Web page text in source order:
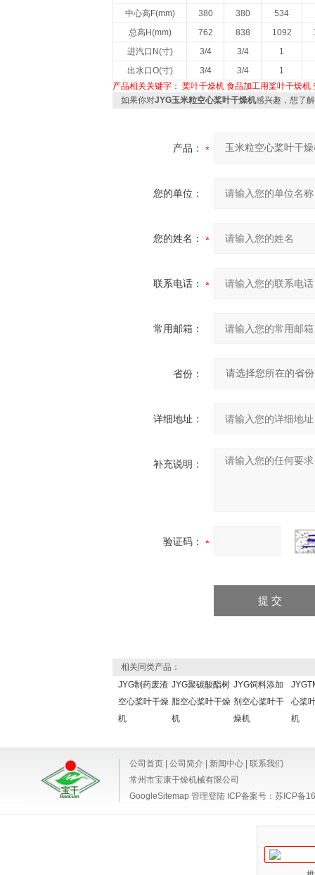
中心高F(mm)
380 380
534
总高H(mm)
762 838 1092
进汽口N(寸)
3/4 3/4
1
出水口O(寸)
3/4 3/4
1
产品相关关键字： 桨叶干燥机 食品加工用桨叶干燥机
如果你对JYG玉米粒空心桨叶干燥机感兴趣，想了
产品：
您的单位：
您的姓名：
联系电话：
常用邮箱：
省份：
详细地址：
补充说明：
验证码：
相关同类产品：
JYG制药废渣
空心桨叶干燥
机
JYG聚碳酸酯树
脂空心桨叶干燥
机
JYG饲料添加
剂空心桨叶干
燥机
心桨
机
公司首页 公司简介 新闻中心
联系我们
常州市宝康干燥机械有限公司
GoogleSitemap 管理登陆 ICP备案号： 苏ICP备